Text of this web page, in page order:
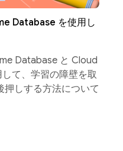
Database を使用し
Database と Cloud
て、学習の障壁を取
押しする方法について